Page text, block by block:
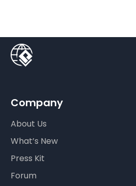
Company
About Us
What’s New
Press Kit
Forum